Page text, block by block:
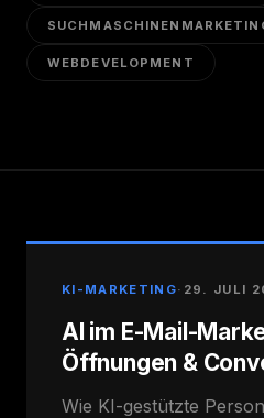
WEBDEVELOPMENT
KI-MARKETING· 29. JULI
AI im E-Mail-
Öffnungen &
Wie KI-gestützte